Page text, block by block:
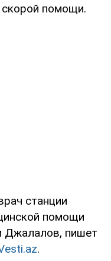
помощи.
станции
помощи
Джалалов, пишет
.